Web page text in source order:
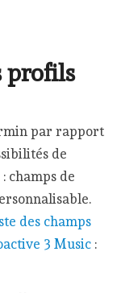
profils
par rapport
de
champs de
des champs
3 Music :